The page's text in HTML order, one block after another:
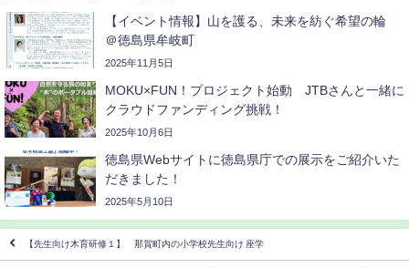
【イベント情報】山を護る、未来を紡ぐ希望の輪
＠徳島県牟岐町
2025年11月5日
MOKU×FUN！プロジェクト始動 JTBさんと一緒に
クラウドファンディング挑戦！
2025年10月6日
徳島県Webサイトに徳島県庁での展示をご紹介いた
だきました！
2025年5月10日
【先生向け木育研修１】 那賀町内の小学校先生向け 座学